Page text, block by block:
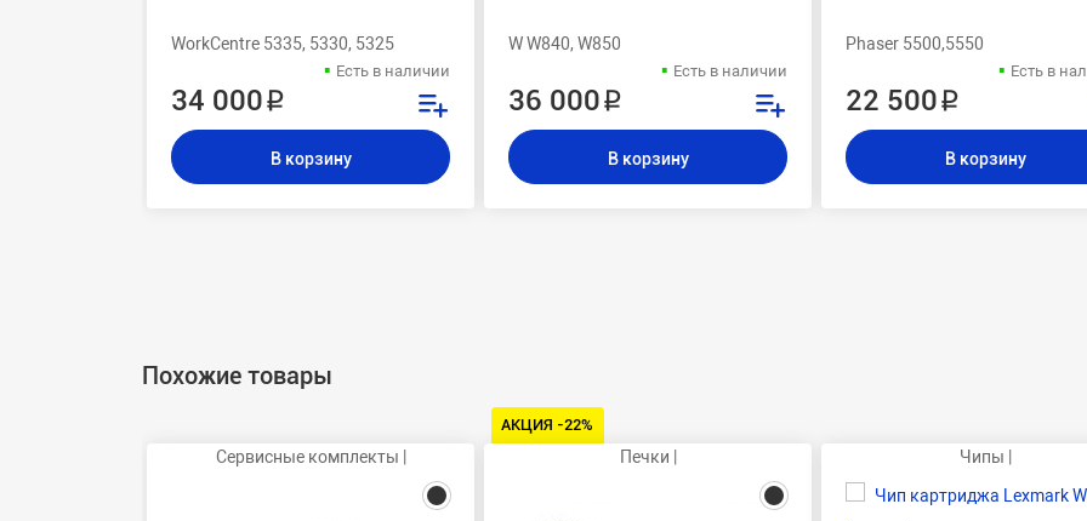
WorkCentre 5335, 5330, 5325
Есть в наличии
34 000 ₽
В корзину
W W840, W850
Есть в наличии
36 000 ₽
В корзину
Phaser 5500,5550
Есть в
22 500 ₽
В корзину
Похожие товары
Сервисные комплекты |
АКЦИЯ -22%
Печки | Чипы |